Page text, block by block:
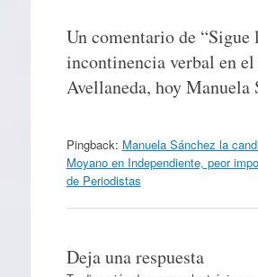
Un comentario de “Sigue
incontinencia verbal en
Avellaneda, hoy Manuela
Pingback: Manuela Sánchez la
Moyano en Independiente, peor
de Periodistas
Deja una respuesta